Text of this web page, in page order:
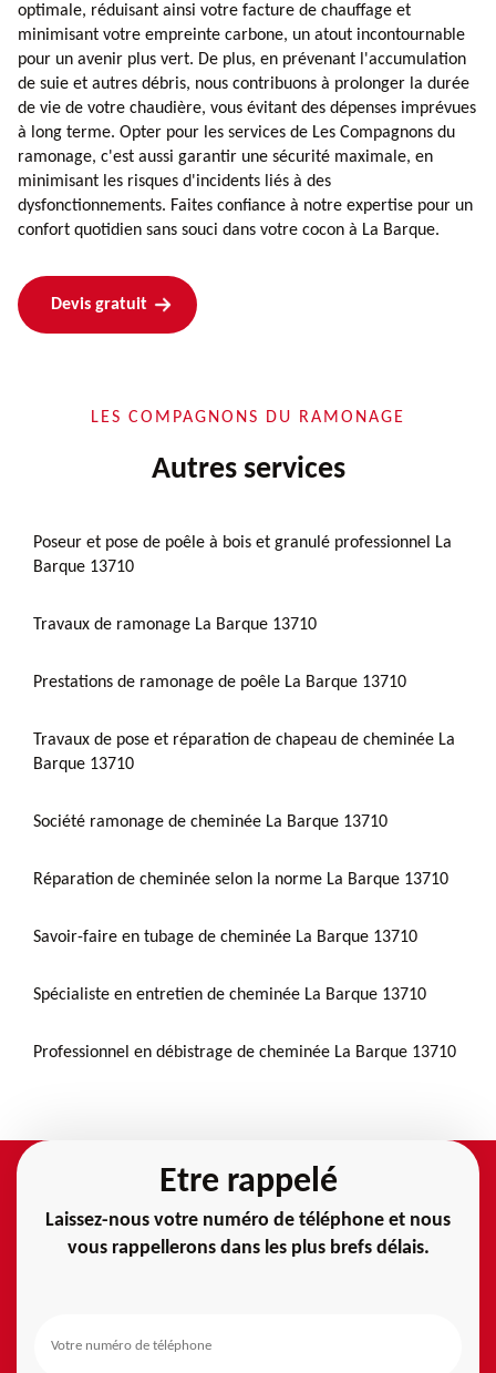
optimale, réduisant ainsi votre facture de chauffage et
minimisant votre empreinte carbone, un atout incontournable
pour un avenir plus vert. De plus, en prévenant l'accumulation
de suie et autres débris, nous contribuons à prolonger la durée
de vie de votre chaudière, vous évitant des dépenses imprévues
à long terme. Opter pour les services de Les Compagnons du
ramonage, c'est aussi garantir une sécurité maximale, en
minimisant les risques d'incidents liés à des
dysfonctionnements. Faites confiance à notre expertise pour un
confort quotidien sans souci dans votre cocon à La Barque.
Devis gratuit
LES COMPAGNONS DU RAMONAGE
Autres services
Poseur et pose de poêle à bois et granulé professionnel La
Barque 13710
Travaux de ramonage La Barque 13710
Prestations de ramonage de poêle La Barque 13710
Travaux de pose et réparation de chapeau de cheminée La
Barque 13710
Société ramonage de cheminée La Barque 13710
Réparation de cheminée selon la norme La Barque 13710
Savoir-faire en tubage de cheminée La Barque 13710
Spécialiste en entretien de cheminée La Barque 13710
Professionnel en débistrage de cheminée La Barque 13710
Etre rappelé
Laissez-nous votre numéro de téléphone et nous
vous rappellerons dans les plus brefs délais.